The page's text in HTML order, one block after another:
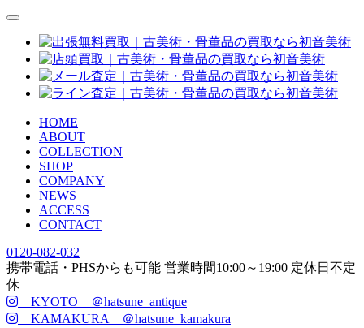
HOME
ABOUT
COLLECTION
SHOP
COMPANY
NEWS
ACCESS
CONTACT
0120-082-032
携帯電話・PHSからも可能 営業時間10:00～ 19:00 定休日 不定
休
KYOTO ＠hatsune_antique
KAMAKURA ＠hatsune_kamakura